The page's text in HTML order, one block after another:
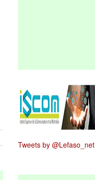
Tweets by @Lefaso_net